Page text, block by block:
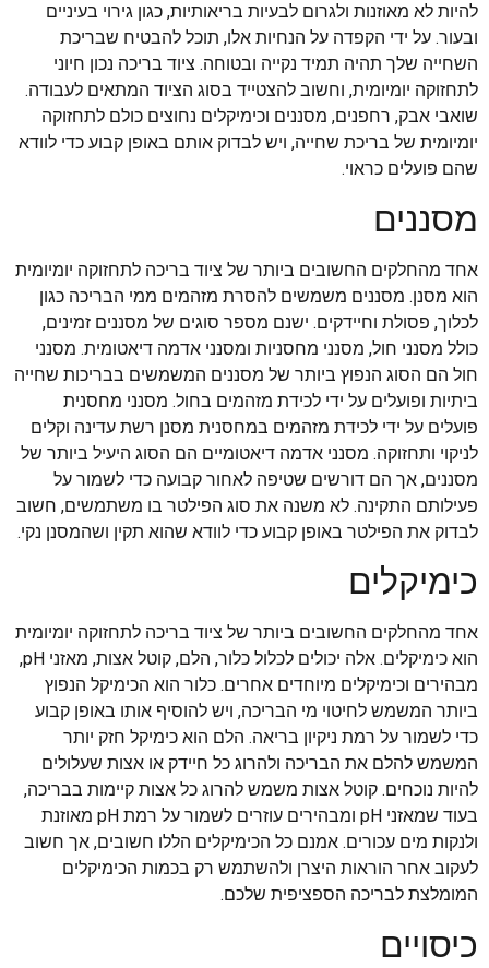
להיות לא מאוזנות ולגרום לבעיות בריאותיות, כגון גירוי בעיניים
ובעור. על ידי הקפדה על הנחיות אלו, תוכל להבטיח שבריכת
השחייה שלך תהיה תמיד נקייה ובטוחה. ציוד בריכה נכון חיוני
לתחזוקה יומיומית, וחשוב להצטייד בסוג הציוד המתאים לעבודה.
שואבי אבק, רחפנים, מסננים וכימיקלים נחוצים כולם לתחזוקה
יומיומית של בריכת שחייה, ויש לבדוק אותם באופן קבוע כדי לוודא
שהם פועלים כראוי.
מסננים
אחד מהחלקים החשובים ביותר של ציוד בריכה לתחזוקה יומיומית
הוא מסנן. מסננים משמשים להסרת מזהמים ממי הבריכה כגון
לכלוך, פסולת וחיידקים. ישנם מספר סוגים של מסננים זמינים,
כולל מסנני חול, מסנני מחסניות ומסנני אדמה דיאטומית. מסנני
חול הם הסוג הנפוץ ביותר של מסננים המשמשים בבריכות שחייה
ביתיות ופועלים על ידי לכידת מזהמים בחול. מסנני מחסנית
פועלים על ידי לכידת מזהמים במחסנית מסנן רשת עדינה וקלים
לניקוי ותחזוקה. מסנני אדמה דיאטומיים הם הסוג היעיל ביותר של
מסננים, אך הם דורשים שטיפה לאחור קבועה כדי לשמור על
פעילותם התקינה. לא משנה את סוג הפילטר בו משתמשים, חשוב
לבדוק את הפילטר באופן קבוע כדי לוודא שהוא תקין ושהמסנן נקי.
כימיקלים
אחד מהחלקים החשובים ביותר של ציוד בריכה לתחזוקה יומיומית
הוא כימיקלים. אלה יכולים לכלול כלור, הלם, קוטל אצות, מאזני pH,
מבהירים וכימיקלים מיוחדים אחרים. כלור הוא הכימיקל הנפוץ
ביותר המשמש לחיטוי מי הבריכה, ויש להוסיף אותו באופן קבוע
כדי לשמור על רמת ניקיון בריאה. הלם הוא כימיקל חזק יותר
המשמש להלם את הבריכה ולהרוג כל חיידק או אצות שעלולים
להיות נוכחים. קוטל אצות משמש להרוג כל אצות קיימות בבריכה,
בעוד שמאזני pH ומבהירים עוזרים לשמור על רמת pH מאוזנת
ולנקות מים עכורים. אמנם כל הכימיקלים הללו חשובים, אך חשוב
לעקוב אחר הוראות היצרן ולהשתמש רק בכמות הכימיקלים
המומלצת לבריכה הספציפית שלכם.
כיסויים